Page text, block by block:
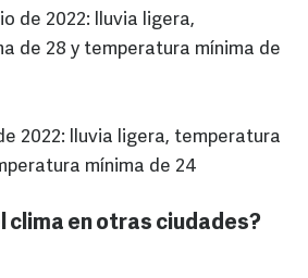
de 2022: lluvia ligera,
de 28 y temperatura mínima de
2022: lluvia ligera, temperatura
mínima de 24
clima en otras ciudades?